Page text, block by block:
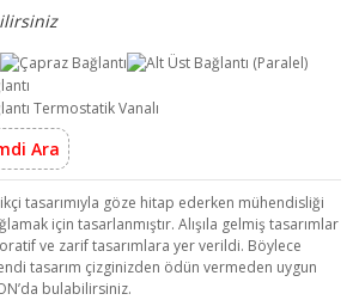
Ara
tasarımıyla göze hitap ederken mühendisliği
için tasarlanmıştır. Alışıla gelmiş tasarımlar
ve zarif tasarımlara yer verildi. Böylece
tasarım çizginizden ödün vermeden uygun
bulabilirsiniz.